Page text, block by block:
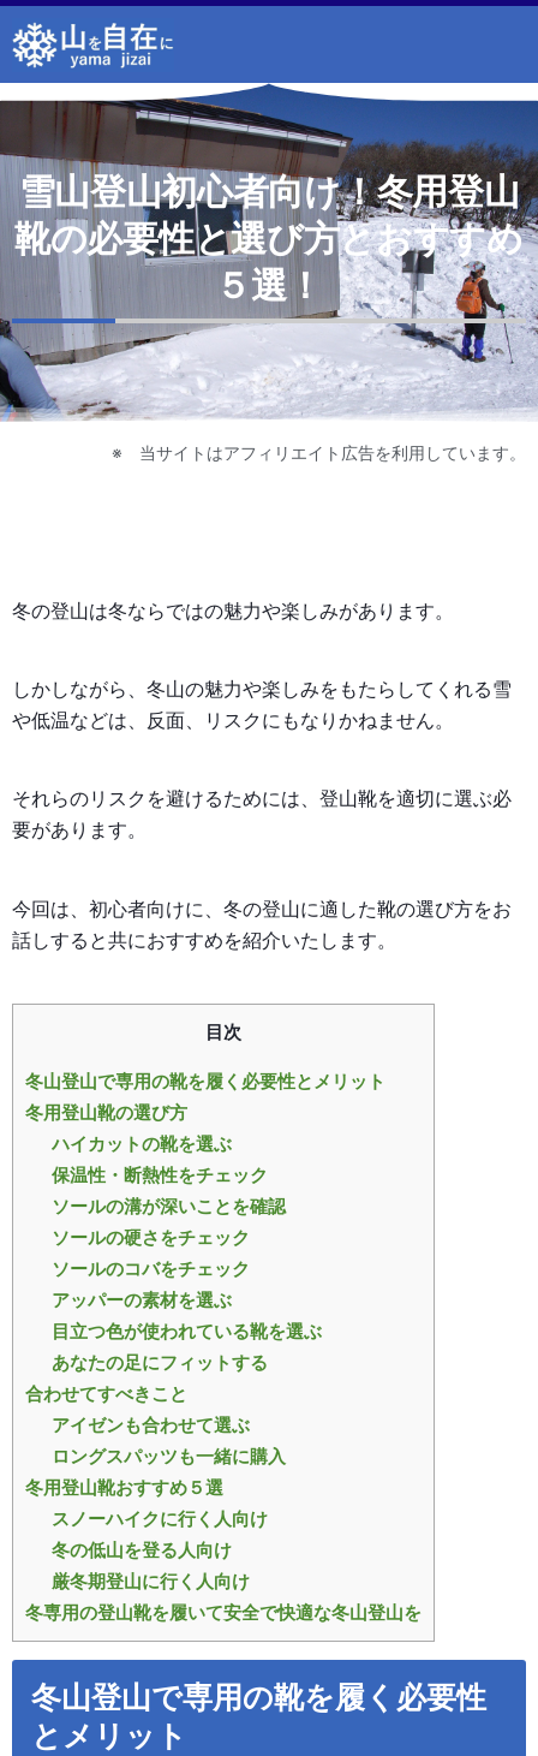
内
容
ス
雪山登山初心者向け！冬用登山
靴の必要性と選び方とおすすめ
５選！
※ 当サイトはアフィリエイト広告を利用しています。
冬の登山は冬ならではの魅力や楽しみがあります。
しかしながら、冬山の魅力や楽しみをもたらしてくれる雪
や低温などは、反面、リスクにもなりかねません。
それらのリスクを避けるためには、登山靴を適切に選ぶ必
要があります。
今回は、初心者向けに、冬の登山に適した靴の選び方をお
話しすると共におすすめを紹介いたします。
目次
冬山登山で専用の靴を履く必要性とメリット
冬用登山靴の選び方
ハイカットの靴を選ぶ
保温性・断熱性をチェック
ソールの溝が深いことを確認
ソールの硬さをチェック
ソールのコバをチェック
アッパーの素材を選ぶ
目立つ色が使われている靴を選ぶ
あなたの足にフィットする
合わせてすべきこと
アイゼンも合わせて選ぶ
ロングスパッツも一緒に購入
冬用登山靴おすすめ５選
スノーハイクに行く人向け
冬の低山を登る人向け
厳冬期登山に行く人向け
冬専用の登山靴を履いて安全で快適な冬山登山を
冬山登山で専用の靴を履く必要性
とメリット